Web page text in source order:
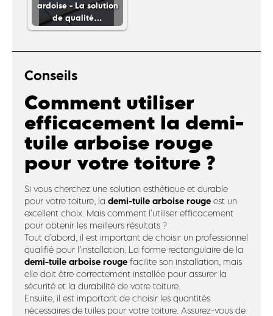
ardoise - La solution
de qualité…
Conseils
Comment utiliser
efficacement la demi-
tuile arboise rouge
pour votre toiture ?
Si vous cherchez une solution esthétique et durable
pour votre toiture, la demi-tuile arboise rouge est un
excellent choix. Mais comment l’utiliser efficacement
pour obtenir les meilleurs résultats ?
Tout d’abord, il est important de choisir un professionnel
qualifié pour l’installation. La forme rectangulaire de la
demi-tuile arboise rouge facilite son installation, mais
elle doit être correctement installée pour assurer la
sécurité et la durabilité de votre toiture.
Ensuite, il est important de choisir les quantités
nécessaires de tuiles pour votre toiture. Assurez-vous de